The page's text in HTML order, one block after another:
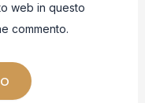
web in questo
commento.